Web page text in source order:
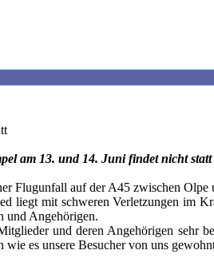
am 13. und 14. Juni findet nicht statt
Flugunfall auf der A45 zwischen
liegt mit schweren Verletzungen im
und Angehörigen.
und deren Angehörigen sehr
wie es unsere Besucher von uns